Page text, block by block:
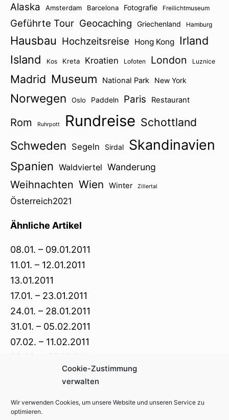
Cookie-Zustimmung
verwalten
Wir verwenden Cookies, um unsere Website und unseren Service zu
optimieren.
Alaska Amsterdam Barcelona Fotografie Freilichtmuseum
Geführte Tour Geocaching Griechenland Hamburg
Hausbau Hochzeitsreise Hong Kong Irland
Island
Kos Kreta Kroatien Lofoten London Luznice
Madrid Museum National Park New York
Norwegen Oslo Paddeln Paris Restaurant
Rom Ruhrpott Rundreise Schottland
Schweden Segeln Sirdal Skandinavien
Spanien Waldviertel Wanderung
Weihnachten Wien Winter Zillertal
Österreich2021
Ähnliche Artikel
08.01. – 09.01.2011
11.01. – 12.01.2011
13.01.2011
17.01. – 23.01.2011
24.01. – 28.01.2011
31.01. – 05.02.2011
07.02. – 11.02.2011
28.02. – 27.03.2011
28.03. – 29.03.2011